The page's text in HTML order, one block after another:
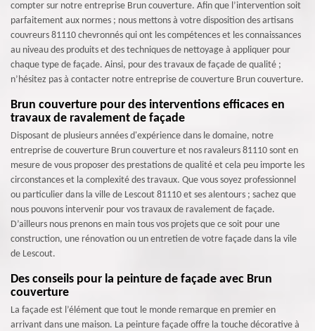
compter sur notre entreprise Brun couverture. Afin que l’intervention soit
parfaitement aux normes ; nous mettons à votre disposition des artisans
couvreurs 81110 chevronnés qui ont les compétences et les connaissances
au niveau des produits et des techniques de nettoyage à appliquer pour
chaque type de façade. Ainsi, pour des travaux de façade de qualité ;
n’hésitez pas à contacter notre entreprise de couverture Brun couverture.
Brun couverture pour des interventions efficaces en
travaux de ravalement de façade
Disposant de plusieurs années d'expérience dans le domaine, notre
entreprise de couverture Brun couverture et nos ravaleurs 81110 sont en
mesure de vous proposer des prestations de qualité et cela peu importe les
circonstances et la complexité des travaux. Que vous soyez professionnel
ou particulier dans la ville de Lescout 81110 et ses alentours ; sachez que
nous pouvons intervenir pour vos travaux de ravalement de façade.
D’ailleurs nous prenons en main tous vos projets que ce soit pour une
construction, une rénovation ou un entretien de votre façade dans la vile
de Lescout.
Des conseils pour la peinture de façade avec Brun
couverture
La façade est l’élément que tout le monde remarque en premier en
arrivant dans une maison. La peinture façade offre la touche décorative à